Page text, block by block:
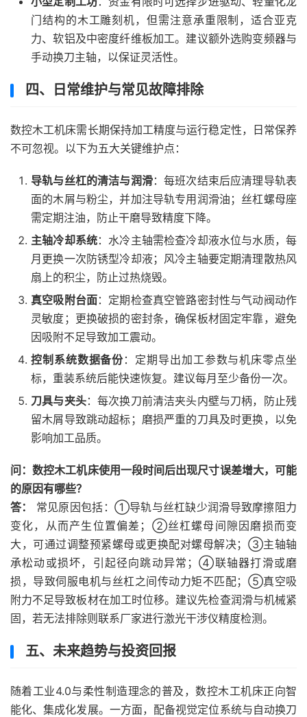
门结构的木工雕刻机，但需注意承重限制，适合亚克
力、软铝及中密度纤维板加工。建议额外选购变频器与
手动换刀主轴，以保证灵活性。
四、日常维护与常见故障排除
数控木工机床需长期保持加工精度与运行稳定性，日常保养
不可忽视。以下为五大关键维护点：
导轨与丝杠的清洁与润滑：每班次结束后应清理导轨表
面的木屑与粉尘，并加注导轨专用润滑油；丝杠螺母座
需定期注油，防止干磨导致精度下降。
主轴冷却系统：水冷主轴需检查冷却液水位与水质，每
月更换一次防锈型冷却液；风冷主轴要定期清理散热风
扇上的积尘，防止过热烧毁。
真空吸附台面：定期检查真空管路密封性与气动阀动作
灵敏度；更换破损的密封条，确保板材固定牢靠，避免
因吸附不足导致加工震动。
控制系统数据备份：定期导出加工参数与机床零点坐
标，重装系统后能快速恢复。建议每月至少备份一次。
刀具与夹头：每次换刀前清洁夹头内壁与刀柄，防止残
留木屑导致跳动超标；磨损严重的刀具及时更换，以免
影响加工品质。
问：数控木工机床使用一段时间后出现尺寸误差增大，可能
的原因有哪些？
答：
常见原因包括：①导轨与丝杠缺少润滑导致摩擦阻力
变化，从而产生位置偏差；②丝杠螺母间隙因磨损而变
大，可通过调整预紧螺母或更换配对螺母解决；③主轴轴
承松动或损坏，引起径向跳动异常；④联轴器打滑或磨
损，导致伺服电机与丝杠之间传动力矩不匹配；⑤真空吸
附力不足导致板材在加工时位移。建议先检查润滑与机械紧
固，若无法排除则联系厂家进行激光干涉仪精度检测。
五、未来趋势与投资回报
随着工业4.0与柔性制造理念的普及，数控木工机床正向智
能化、集成化发展。一方面，配备视觉定位系统与自动换刀